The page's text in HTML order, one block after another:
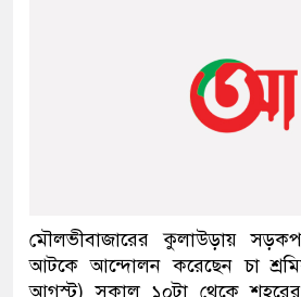
মৌলভীবাজারের কুলাউড়ায়
আটকে আন্দোলন করেছেন চা
আগস্ট) সকাল ১০টা থেকে শহরের